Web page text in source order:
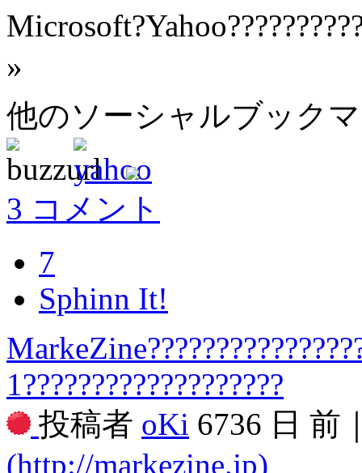
»
他のソーシャルブック
3 コメント
7
Sphinn It!
1???????????????????
投稿者 oKi 6736 日 前
(http://markezine.jp)